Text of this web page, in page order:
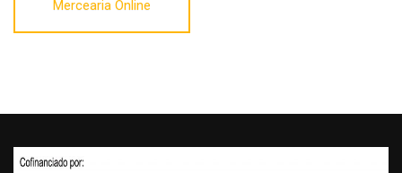
Mercearia Online